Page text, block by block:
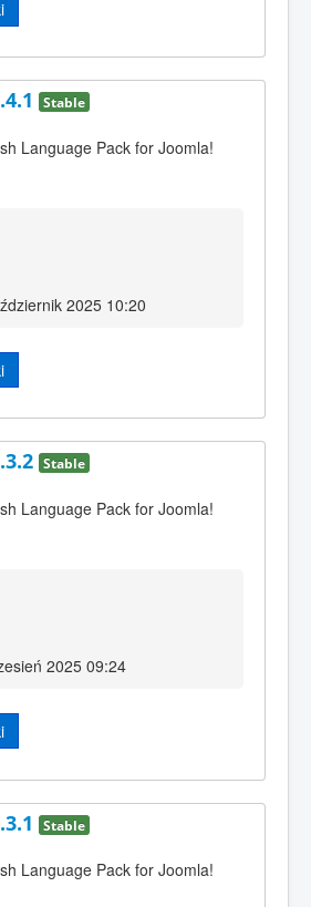
Stable
Language Pack for Joomla!
2025 10:20
Stable
Language Pack for Joomla!
2025 09:24
Stable
Language Pack for Joomla!